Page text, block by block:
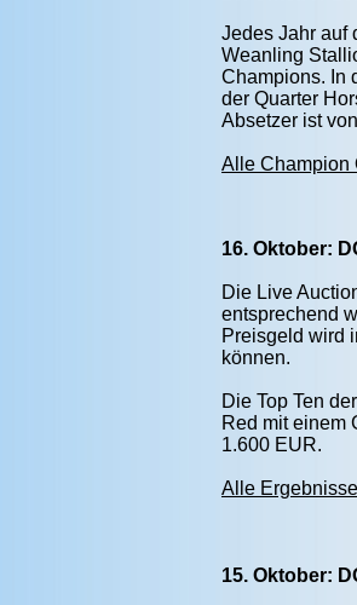
Jedes Jahr auf
Weanling
Champions. In
der Quarter
Absetzer ist
Alle Champion
16. Oktober:
Die Live
entsprechend
Preisgeld wird
können.
Die Top Ten
Red mit einem
1.600 EUR.
Alle
15. Oktober: